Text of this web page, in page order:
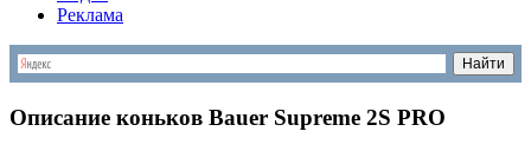
Реклама
Описание коньков Bauer Supreme 2S PRO